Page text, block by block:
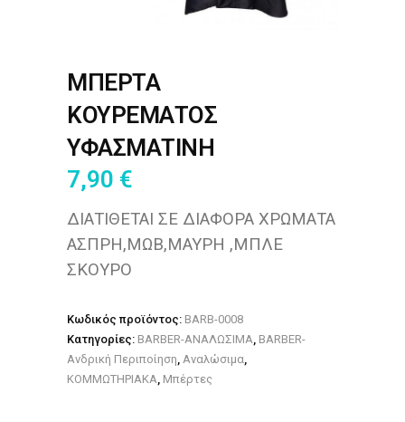
ΜΠΕΡΤΑ
ΚΟΥΡΕΜΑΤΟΣ
ΥΦΑΣΜΑΤΙΝΗ
7,90 €
ΔΙΑΤΙΘΕΤΑΙ ΣΕ ΔΙΑΦΟΡΑ ΧΡΩΜΑΤΑ
ΑΣΠΡΗ,ΜΩΒ,ΜΑΥΡΗ ,ΜΠΛΕ
ΣΚΟΥΡΟ
Κωδικός προϊόντος: BARB-0008
Κατηγορίες: BARBER-ΑΝΑΛΩΣΙΜΑ, BARBER-
Ανδρική Περιποίηση, Αναλώσιμα,
ΚΟΜΜΩΤΗΡΙΑΚΑ, Μπέρτες